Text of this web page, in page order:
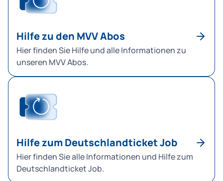
Hilfe zu den MVV Abos
Hier finden Sie Hilfe und alle Informationen zu
unseren MVV Abos.
Hilfe zum Deutschlandticket Job
Hier finden Sie alle Informationen und Hilfe zum
Deutschlandticket Job.